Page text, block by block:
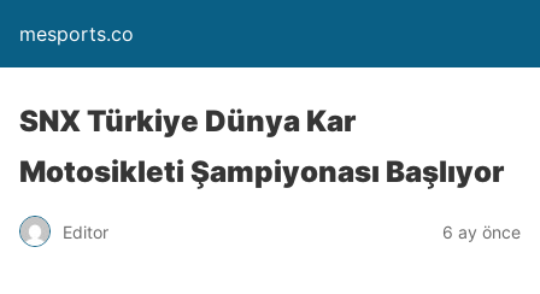
mesports.co
SNX Türkiye Dünya Kar
Motosikleti Şampiyonası Başlıyor
Editor 6 ay önce